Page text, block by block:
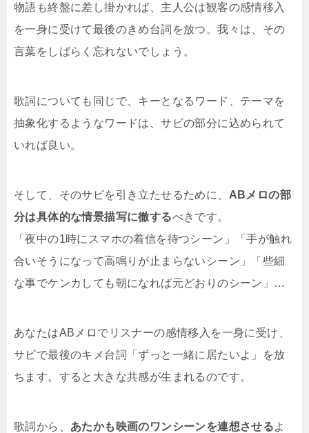
物語も終盤に差し掛かれば、主人公は観客の感情移入
を一身に受けて最後のきめ台詞を放つ。我々は、その
言葉をしばらく忘れないでしょう。
歌詞についても同じで、キーとなるワード、テーマを
抽象化するようなワードは、サビの部分に込められて
いれば良い。
そして、そのサビを引き立たせるために、 ABメロの部
分は具体的な情景描写に徹するべきです。
「夜中の1時にスマホの着信を待つシーン」「手が触れ
合いそうになって高鳴りが止まらないシーン」「些細
な事でケンカしても朝になれば元どおりのシーン」…
あなたはABメロでリスナーの感情移入を一身に受け、
サビで最後のキメ台詞「ずっと一緒に居たいよ」を放
ちます。すると大きな共感が生まれるのです。
歌詞から、 あたかも映画のワンシーンを連想させるよ